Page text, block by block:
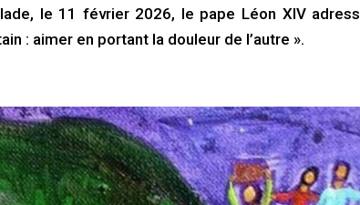
le 11 février 2026, le pape Léon XIV
: aimer en portant la douleur de l’autre ».